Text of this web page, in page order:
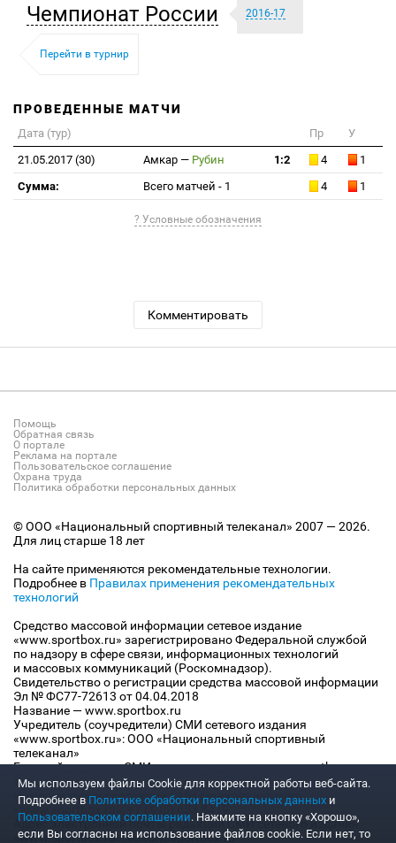
Чемпионат России 2016-17
Перейти в турнир
ПРОВЕДЕННЫЕ МАТЧИ
Дата (тур) Пр
У
21.05.2017 (30)
Амкар — Рубин 1:2 4
1
Сумма:
Всего матчей - 1 4 1
? Условные обозначения
Комментировать
Помощь
Обратная связь
О портале
Реклама на портале
Пользовательское соглашение
Охрана труда
Политика обработки персональных данных
© ООО «Национальный спортивный телеканал» 2007 — 2026.
Для лиц старше 18 лет
На сайте применяются рекомендательные технологии.
Подробнее в Правилах применения рекомендательных
технологий
Средство массовой информации сетевое издание
«www.sportbox.ru» зарегистрировано Федеральной службой
по надзору в сфере связи, информационных технологий
и массовых коммуникаций (Роскомнадзор).
Свидетельство о регистрации средства массовой информации
Эл № ФС77-72613 от 04.04.2018
Название — www.sportbox.ru
Учредитель (соучредители) СМИ сетевого издания
«www.sportbox.ru»: ООО «Национальный спортивный
телеканал»
Главный редактор СМИ сетевого издания «www.sportbox.ru»:
Конов В.А.
Номер телефона редакции СМИ сетевого издания
«www.sportbox.ru»: +7 (495) 653 8419
Адрес электронной почты редакции СМИ сетевого издания
«www.sportbox.ru»: editor@sportbox.ru
Мы используем файлы Сookie для корректной работы веб-сайта.
Подробнее в Политике обработки персональных данных и
Пользовательском соглашении. Нажмите на кнопку «Хорошо»,
если Вы согласны на использование файлов cookie. Если нет, то